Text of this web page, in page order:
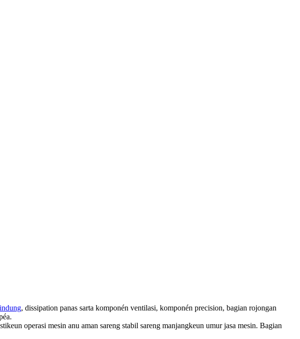
, dissipation panas sarta komponén ventilasi, komponén precision, bagian rojongan
operasi mesin anu aman sareng stabil sareng manjangkeun umur jasa mesin. Bagian